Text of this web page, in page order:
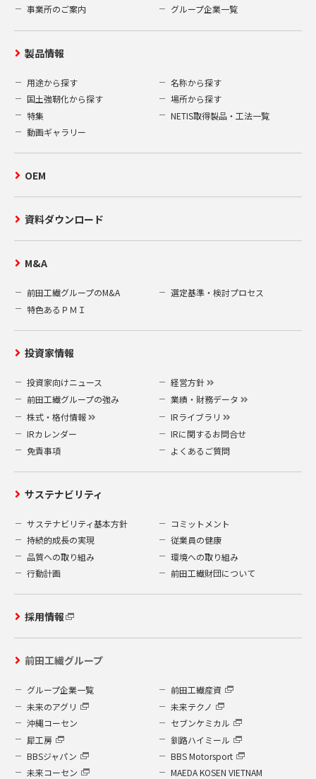
事業所のご案内
グループ企業一覧
製品情報
用途から探す
名称から探す
国土強靭化から探す
場所から探す
特集
NETIS取得製品・工法一覧
動画ギャラリー
OEM
資料ダウンロード
M&A
前田工繊グループのM&A
選定基準・検討プロセス
特色あるＰＭＩ
投資家情報
投資家向けニュース
経営方針
前田工繊グループの強み
業績・財務データ
株式・格付情報
IRライブラリ
IRカレンダー
IRに関するお問合せ
免責事項
よくあるご質問
サステナビリティ
サステナビリティ基本方針
コミットメント
持続的成長の実現
従業員の健康
品質への取り組み
環境への取り組み
行動計画
前田工繊財団について
採用情報
前田工繊グループ
グループ企業一覧
前田工繊産資
未来のアグリ
未来テクノ
沖縄コーセン
セブンケミカル
犀工房
釧路ハイミール
BBSジャパン
BBS Motorsport
未来コーセン
MAEDA KOSEN VIETNAM